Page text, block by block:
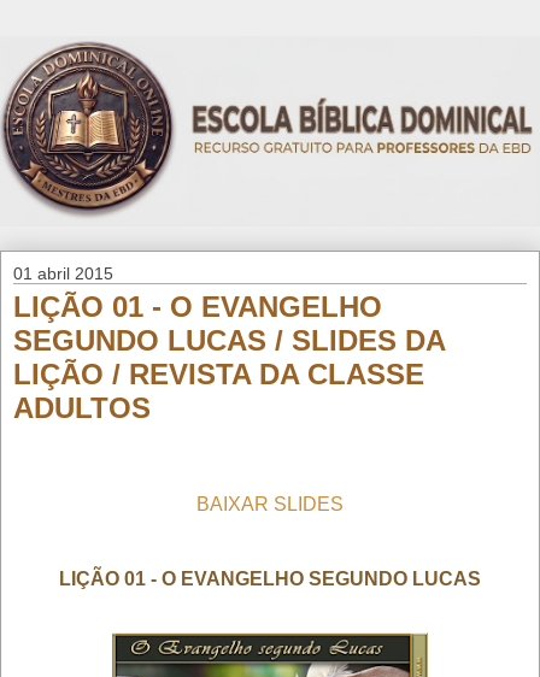
01 abril 2015
LIÇÃO 01 - O EVANGELHO
SEGUNDO LUCAS / SLIDES DA
LIÇÃO / REVISTA DA CLASSE
ADULTOS
BAIXAR SLIDES
LIÇÃO 01 - O EVANGELHO SEGUNDO LUCAS